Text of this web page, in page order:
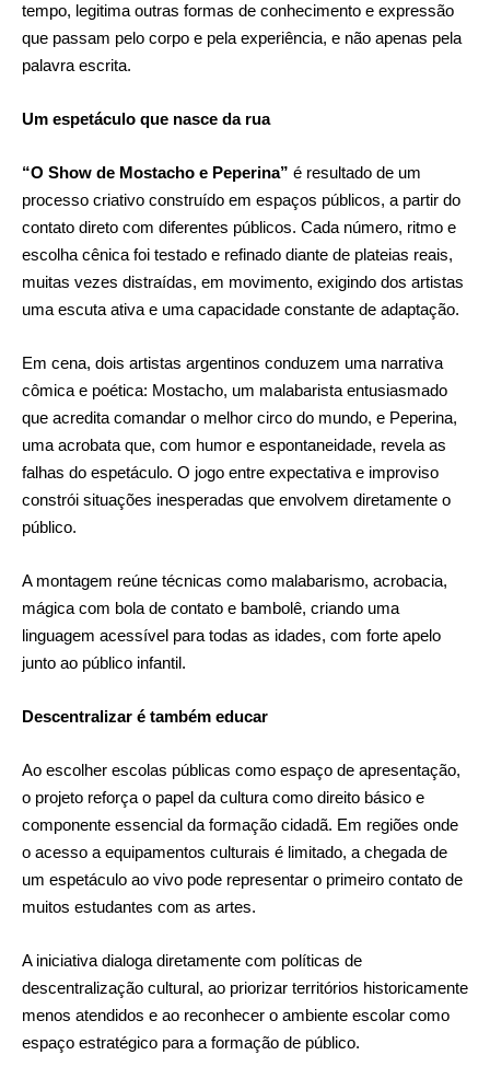
tempo, legitima outras formas de conhecimento e expressão
que passam pelo corpo e pela experiência, e não apenas pela
palavra escrita.
Um espetáculo que nasce da rua
“O Show de Mostacho e Peperina” é resultado de um
processo criativo construído em espaços públicos, a partir do
contato direto com diferentes públicos. Cada número, ritmo e
escolha cênica foi testado e refinado diante de plateias reais,
muitas vezes distraídas, em movimento, exigindo dos artistas
uma escuta ativa e uma capacidade constante de adaptação.
Em cena, dois artistas argentinos conduzem uma narrativa
cômica e poética: Mostacho, um malabarista entusiasmado
que acredita comandar o melhor circo do mundo, e Peperina,
uma acrobata que, com humor e espontaneidade, revela as
falhas do espetáculo. O jogo entre expectativa e improviso
constrói situações inesperadas que envolvem diretamente o
público.
A montagem reúne técnicas como malabarismo, acrobacia,
mágica com bola de contato e bambolê, criando uma
linguagem acessível para todas as idades, com forte apelo
junto ao público infantil.
Descentralizar é também educar
Ao escolher escolas públicas como espaço de apresentação,
o projeto reforça o papel da cultura como direito básico e
componente essencial da formação cidadã. Em regiões onde
o acesso a equipamentos culturais é limitado, a chegada de
um espetáculo ao vivo pode representar o primeiro contato de
muitos estudantes com as artes.
A iniciativa dialoga diretamente com políticas de
descentralização cultural, ao priorizar territórios historicamente
menos atendidos e ao reconhecer o ambiente escolar como
espaço estratégico para a formação de público.